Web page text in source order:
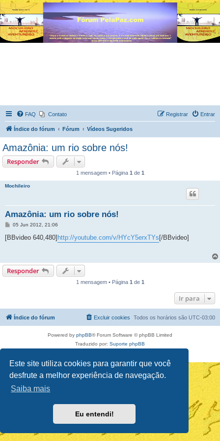
Este site utiliza cookies para garantir que você
desfrute a melhor experiência de navegação.
Saiba mais
Eu entendi!
FAQ Contato Entrar
Registrar
Índice do fórum Fórum Vídeos Sugeridos
Amazônia: um rio sobre nós!
Responder
1 mensagem • Página 1 de 1
Mochileiro
Amazônia: um rio sobre nós!
M
n
m
05 Jun 2012, 21:06
[BBvideo 640,480] http://youtube.com/v/HYcY5erxTYs [/BBvideo]
Responder
1 mensagem • Página 1 de 1
Ir para
Índice do fórum Todos os horários são UTC-03:00
Excluir cookies
Powered by phpBB® Forum Software © phpBB Limited
Traduzido por: Suporte phpBB